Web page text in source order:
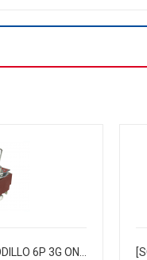
[SC-04] SWITCH CODILLO 6P 3G ON-OFF-ON 6A-250VAC/10A-125VAC CJX25 (MASTERX500)